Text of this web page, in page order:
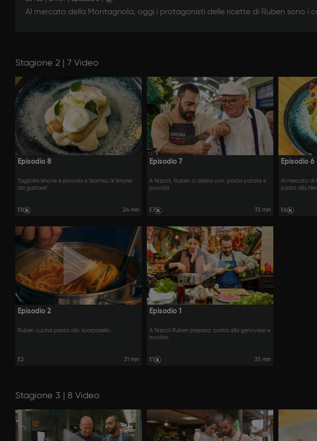
Al mercato della Montagnola, oggi i protagonisti delle ricette di Ruben sono i
Stagione 2 | 7 Video
Episodio 8
Tagliolini limone e provola e tiramisù al limone
da gustare!
E8 24 min
Episodio 7
A Napoli, Ruben ci delizia con: pasta patate e
provola
E7 33 min
Episodio 6
Al mercato di
pasta alla
E6
Episodio 2
Ruben cucina pasta allo scarpariello.
E2 31 min
Episodio 1
A Napoli Ruben prepara: pasta alla genovese e
involtini.
E1 35 min
Stagione 3 | 8 Video